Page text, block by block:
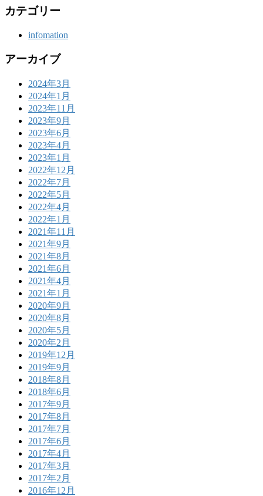
カテゴリー
infomation
アーカイブ
2024年3月
2024年1月
2023年11月
2023年9月
2023年6月
2023年4月
2023年1月
2022年12月
2022年7月
2022年5月
2022年4月
2022年1月
2021年11月
2021年9月
2021年8月
2021年6月
2021年4月
2021年1月
2020年9月
2020年8月
2020年5月
2020年2月
2019年12月
2019年9月
2018年8月
2018年6月
2017年9月
2017年8月
2017年7月
2017年6月
2017年4月
2017年3月
2017年2月
2016年12月